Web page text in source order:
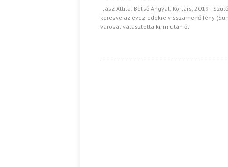
Jász Attila: Belső Angyal, Kortárs, 2019
keresve az évezredekre visszamenő fény
városát választotta ki, miután őt